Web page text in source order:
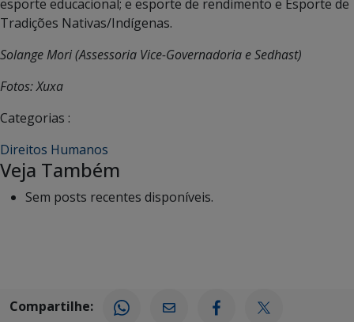
esporte educacional; e esporte de rendimento e Esporte de
Tradições Nativas/Indígenas.
Solange Mori (Assessoria Vice-Governadoria e Sedhast)
Fotos: Xuxa
Categorias :
Direitos Humanos
Veja Também
Sem posts recentes disponíveis.
Compartilhe: